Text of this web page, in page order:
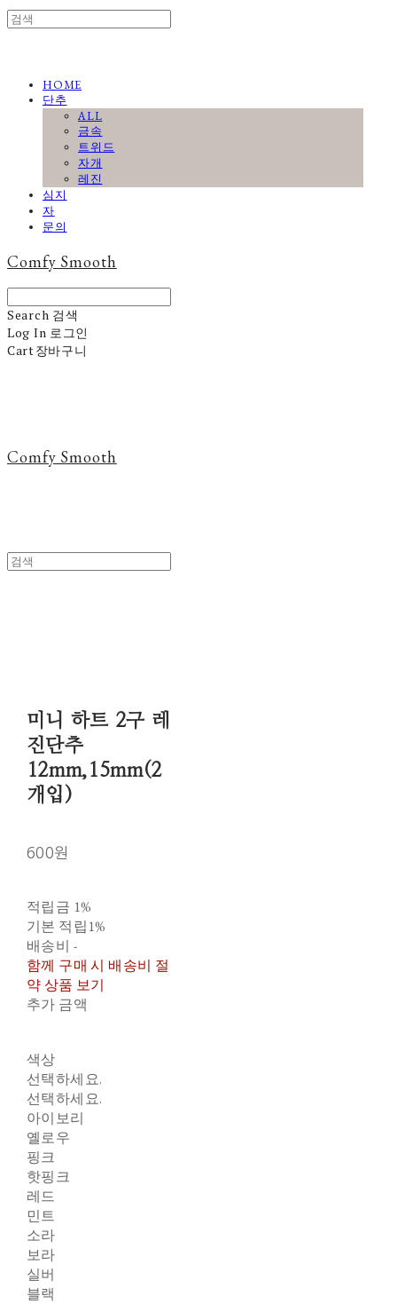
HOME
단추
ALL
금속
트위드
자개
레진
심지
자
문의
Comfy Smooth
Search 검색
Log In 로그인
Cart장바구니
Comfy Smooth
미니 하트 2구 레
진단추
12mm,15mm(2
개입)
600원
적립금 1%
기본 적립1%
배송비 -
함께 구매 시 배송비 절
약 상품 보기
추가 금액
색상
선택하세요.
선택하세요.
아이보리
옐로우
핑크
핫핑크
레드
민트
소라
보라
실버
블랙